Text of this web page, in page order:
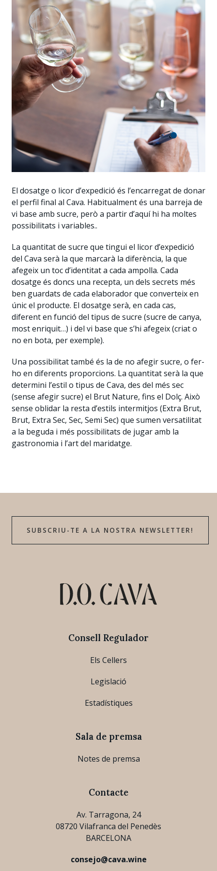
El dosatge o licor d’expedició és l’encarregat de donar
el perfil final al Cava. Habitualment és una barreja de
vi base amb sucre, però a partir d’aquí hi ha moltes
possibilitats i variables..
La quantitat de sucre que tingui el licor d’expedició
del Cava serà la que marcarà la diferència, la que
afegeix un toc d’identitat a cada ampolla. Cada
dosatge és doncs una recepta, un dels secrets més
ben guardats de cada elaborador que converteix en
únic el producte. El dosatge serà, en cada cas,
diferent en funció del tipus de sucre (sucre de canya,
most enriquit…) i del vi base que s’hi afegeix (criat o
no en bota, per exemple).
Una possibilitat també és la de no afegir sucre, o fer-
ho en diferents proporcions. La quantitat serà la que
determini l’estil o tipus de Cava, des del més sec
(sense afegir sucre) el Brut Nature, fins el Dolç. Això
sense oblidar la resta d’estils intermitjos (Extra Brut,
Brut, Extra Sec, Sec, Semi Sec) que sumen versatilitat
a la beguda i més possibilitats de jugar amb la
gastronomia i l’art del maridatge.
SUBSCRIU-TE A LA NOSTRA NEWSLETTER!
Consell Regulador
Els Cellers
Legislació
Estadístiques
Sala de premsa
Notes de premsa
Contacte
Av. Tarragona, 24
08720 Vilafranca del Penedès
BARCELONA
consejo@cava.wine